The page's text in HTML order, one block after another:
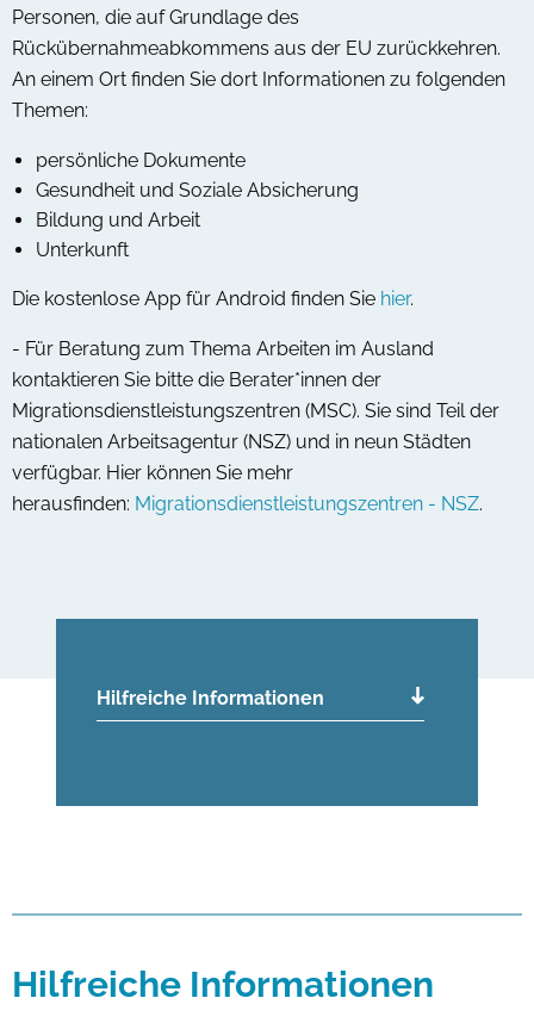
Personen, die auf Grundlage des
Rückübernahmeabkommens aus der EU zurückkehren.
An einem Ort finden Sie dort Informationen zu folgenden
Themen:
persönliche Dokumente
Gesundheit und Soziale Absicherung
Bildung und Arbeit
Unterkunft
Die kostenlose App für Android finden Sie hier.
- Für Beratung zum Thema Arbeiten im Ausland
kontaktieren Sie bitte die Berater*innen der
Migrationsdienstleistungszentren (MSC). Sie sind Teil der
nationalen Arbeitsagentur (NSZ) und in neun Städten
verfügbar. Hier können Sie mehr
herausfinden: Migrationsdienstleistungszentren - NSZ.
Hilfreiche Informationen
Hilfreiche Informationen